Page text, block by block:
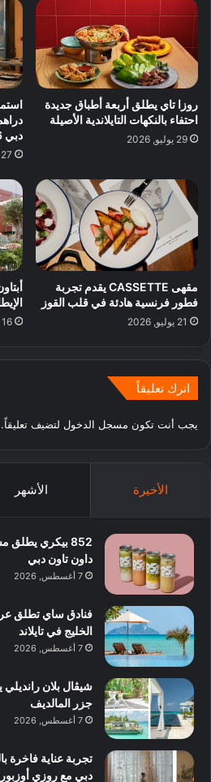
روزا تاي يطلق أربعة أطباق جديدة
احتفاء بالنكهات التايلاندية الأصيلة
29 يوليو, 2026
دبي 2026
27 يوليو, 2026
مقهى CASSETTE يقدم تجربة
فطور فرنسية هادئة في قلب القوز
21 يوليو, 2026 16 يوليو, 2026
اترك تعليقاً
يجب أنت تكون مسجل الدخول لتضيف تعليقاً.
الأخيرة الأشهر
852 بيكري
داون تاون دبي
7 أغسطس, 2026
فنادق ساي تطلق
الخليج في تايلاند
7 أغسطس, 2026
شيڤال بلان
جزر المالديف
7 أغسطس, 2026
تجربة عناية فاخرة
دبي مع روزي